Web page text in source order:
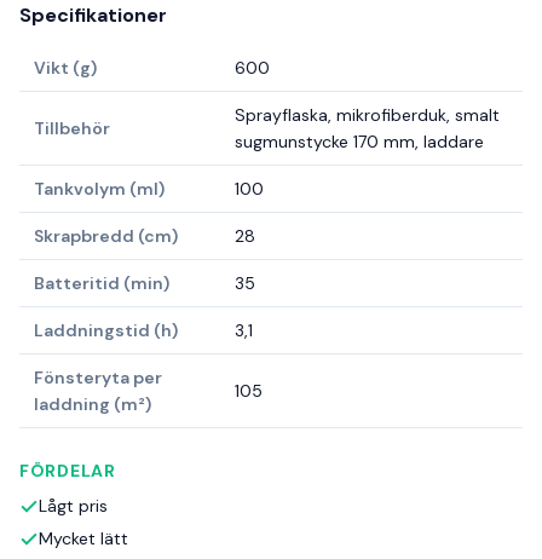
Specifikationer
Vikt (g) 600
Tillbehör
Sprayflaska, mikrofiberduk, smalt
sugmunstycke 170 mm, laddare
Tankvolym (ml) 100
Skrapbredd (cm) 28
Batteritid (min) 35
Laddningstid (h) 3,1
Fönsteryta per
laddning (m²)
105
FÖRDELAR
Lågt pris
Mycket lätt